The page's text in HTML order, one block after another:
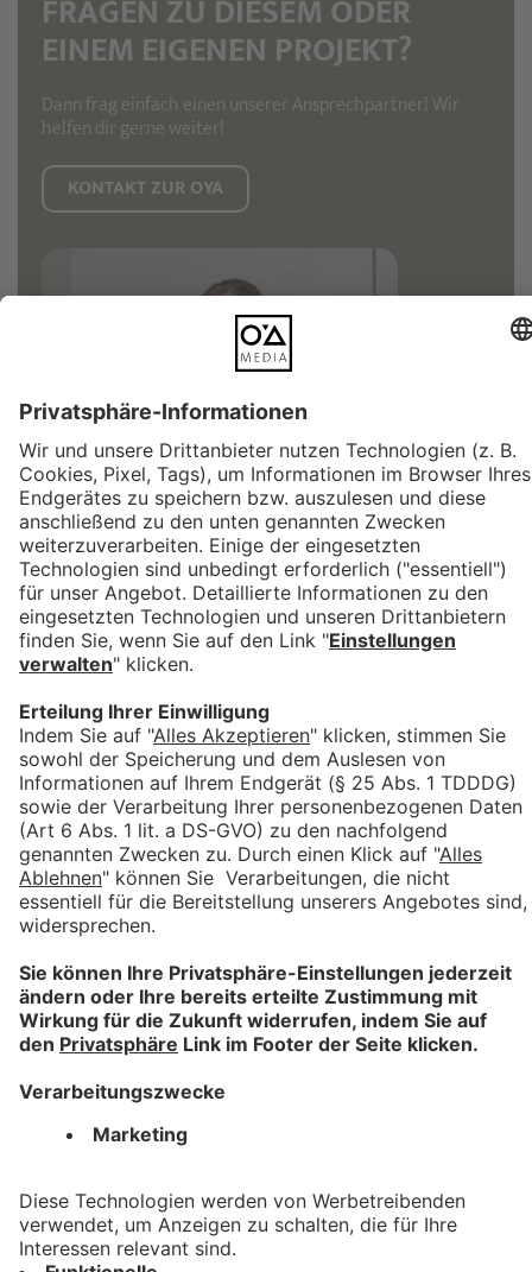
ÄHNLICHE PROJEKTE
STADTMARKETING
MEMMINGEN
ONLINE-PORTAL FÜR HANDEL,
INDUSTRIE, GASTRONOMIE &
DIENSTLEISTUNG
FRAGEN ZU DIESEM ODER
EINEM EIGENEN PROJEKT?
Dann frag einfach einen unserer Ansprechpartner! Wir
helfen dir gerne weiter!
KONTAKT ZUR OYA
ANJA SALGER
PROJEKTMANAGERIN
DIE MULTICHANNEL-AGENTUR
OUTSIDE THE BOX.
STANDORT KEMPTEN
Heisinger Straße 14